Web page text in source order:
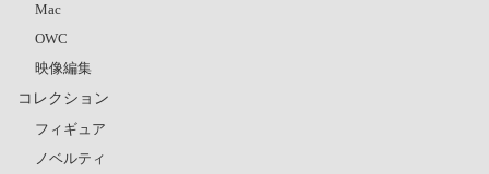
Mac
OWC
映像編集
コレクション
フィギュア
ノベルティ